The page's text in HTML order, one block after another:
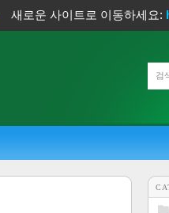
새로운 사이트로 이동하세요: